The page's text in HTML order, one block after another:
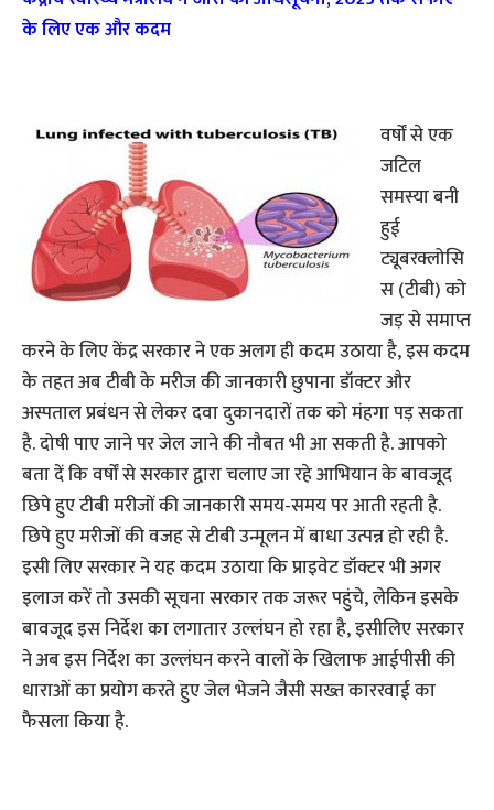
के लिए एक और कदम
वर्षों से एक
जटिल
समस्या बनी
हुई
ट्यूबरक्लोसि
स (टीबी) को
जड़ से समाप्त
करने के लिए केंद्र सरकार ने एक अलग ही कदम उठाया है, इस कदम
के तहत अब टीबी के मरीज की जानकारी छुपाना डॉक्टर और
अस्पताल प्रबंधन से लेकर दवा दुकानदारों तक को मंहगा पड़ सकता
है. दोषी पाए जाने पर जेल जाने की नौबत भी आ सकती है. आपको
बता दें कि वर्षों से सरकार द्वारा चलाए जा रहे आभियान के बावजूद
छिपे हुए टीबी मरीजों की जानकारी समय-समय पर आती रहती है.
छिपे हुए मरीजों की वजह से टीबी उन्मूलन में बाधा उत्पन्न हो रही है.
इसी लिए सरकार ने यह कदम उठाया कि प्राइवेट डॉक्टर भी अगर
इलाज करें तो उसकी सूचना सरकार तक जरूर पहुंचे, लेकिन इसके
बावजूद इस निर्देश का लगातार उल्लंघन हो रहा है, इसीलिए सरकार
ने अब इस निर्देश का उल्लंघन करने वालों के खिलाफ आईपीसी की
धाराओं का प्रयोग करते हुए जेल भेजने जैसी सख्त काररवाई का
फैसला किया है.